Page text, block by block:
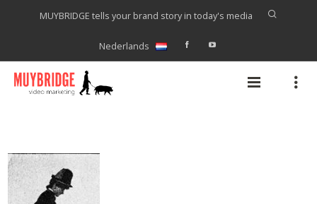
MUYBRIDGE tells your brand story in today's media
Nederlands